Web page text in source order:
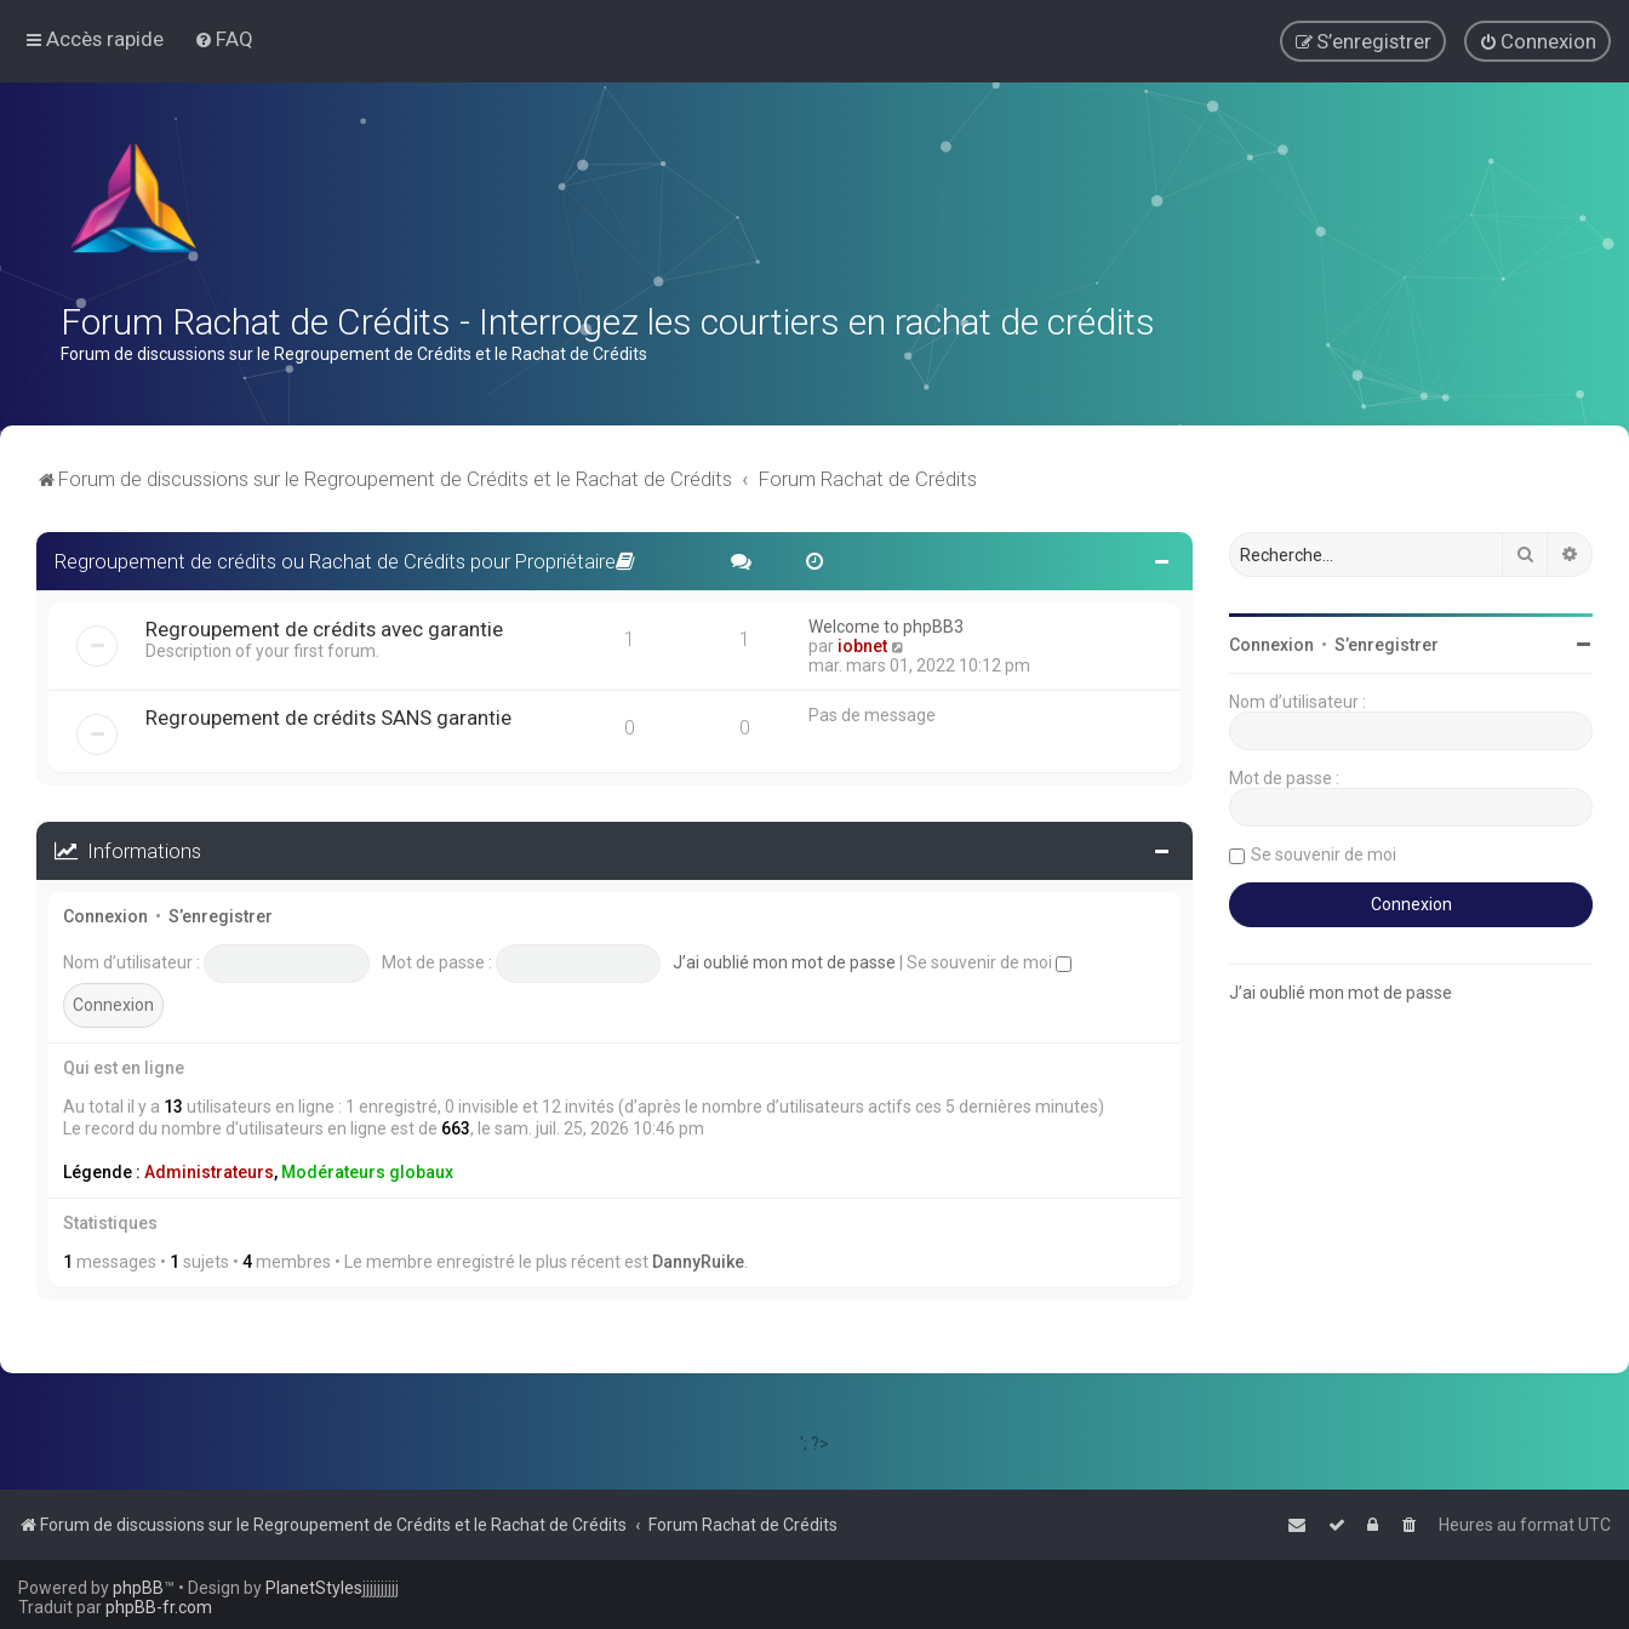
Accès rapide FAQ Connexion
S’enregistrer
Forum Rachat de Crédits - Interrogez les courtiers en rachat de crédits
Forum de discussions sur le Regroupement de Crédits et le Rachat de Crédits
Forum de discussions sur le Regroupement de Crédits et le Rachat de Crédits Forum Rachat de Crédits
Regroupement de crédits ou Rachat de Crédits pour Propriétaire
Regroupement de crédits avec garantie
Description of your first forum. 1 1
Welcome to phpBB3
par iobnet
o
l
n
r
s
a
mar. mars 01, 2022 10:12 pm
Regroupement de crédits SANS garantie 0 0 Pas de message
Informations
Connexion • S’enregistrer
Nom d’utilisateur : Mot de passe : J’ai oublié mon mot de passe Se souvenir de moi
Qui est en ligne
Au total il y a 13 utilisateurs en ligne : 1 enregistré, 0 invisible et 12 invités (d’après le nombre d’utilisateurs actifs ces 5 dernières minutes)
Le record du nombre d’utilisateurs en ligne est de 663, le sam. juil. 25, 2026 10:46 pm
Légende : Administrateurs, Modérateurs globaux
Statistiques
1 messages • 1 sujets • 4 membres • Le membre enregistré le plus récent est DannyRuike
Rechercher
Connexion • S’enregistrer
Nom d’utilisateur :
Mot de passe :
Se souvenir de moi
J’ai oublié mon mot de passe
'; ?>
Forum de discussions sur le Regroupement de Crédits et le Rachat de Crédits Forum Rachat de Crédits Heures au formatUTC
Powered byphpBB™ • Design by PlanetStylesjjjjjjjjjj
Traduit parphpBB-fr.com